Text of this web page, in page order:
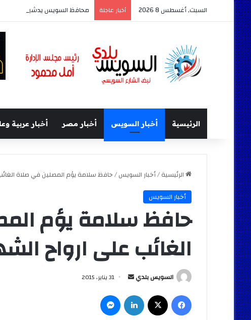
السبت, أغسطس 8 2026 أخبار عاجلة محافظ السويس يدشن أكبر حدث ثقافى
الرئيسية أخبار السويس أخبار مصر أخبار عربية
الرئيسية/أخبار السويس/حافظ سلامة يؤم المصلين في صلاة
أخبار السويس
حافظ سلامة يؤم
الغائب على ارواح
السويس بلدي
أرسل
إلكترونيا
31 يناير، 2015
فيسبوك لينكدإن